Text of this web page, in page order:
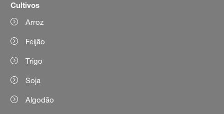
Cultivos
Arroz
Feijão
Trigo
Soja
Algodão